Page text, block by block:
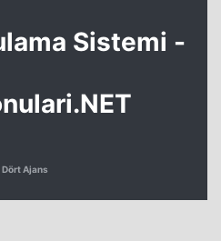
Sistemi -
Dört Ajans